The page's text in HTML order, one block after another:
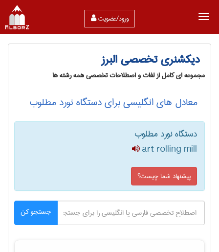
ورود/عضویت
دیکشنری تخصصی البرز
مجموعه ای کامل از لغات و اصطلاحات تخصصی همه رشته ها
معادل های انگلیسی برای دستگاه نورد مطلوب
دستگاه نورد مطلوب
art rolling mill
پیشنهاد شما چیست؟
جستجو کن